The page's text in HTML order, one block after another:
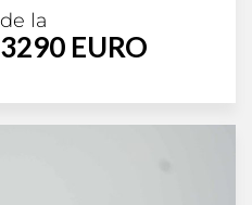
de la
3290 EURO